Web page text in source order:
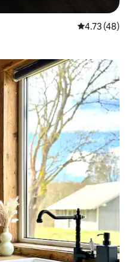
Calificación
4.73 (48)